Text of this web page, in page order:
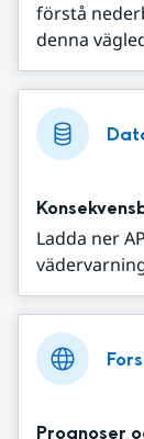
förstå
denna
Ladda ner
Prognoser